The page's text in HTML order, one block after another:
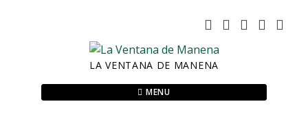
LA VENTANA DE MANENA
MENU